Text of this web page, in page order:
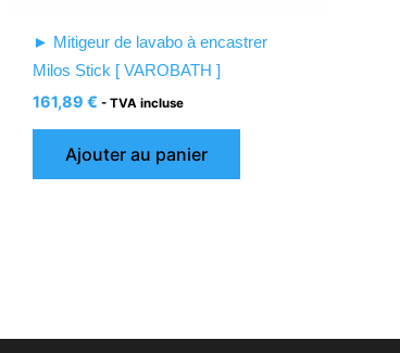
► Mitigeur de lavabo à encastrer
Milos Stick [ VAROBATH ]
161,89€ - TVA incluse
Ajouter au panier